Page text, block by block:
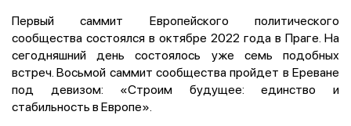
Первый саммит Европейского политического
сообщества состоялся в октябре 2022 года в Праге. На
сегодняшний день состоялось уже семь подобных
встреч. Восьмой саммит сообщества пройдет в Ереване
под девизом: «Строим будущее: единство и
стабильность в Европе».